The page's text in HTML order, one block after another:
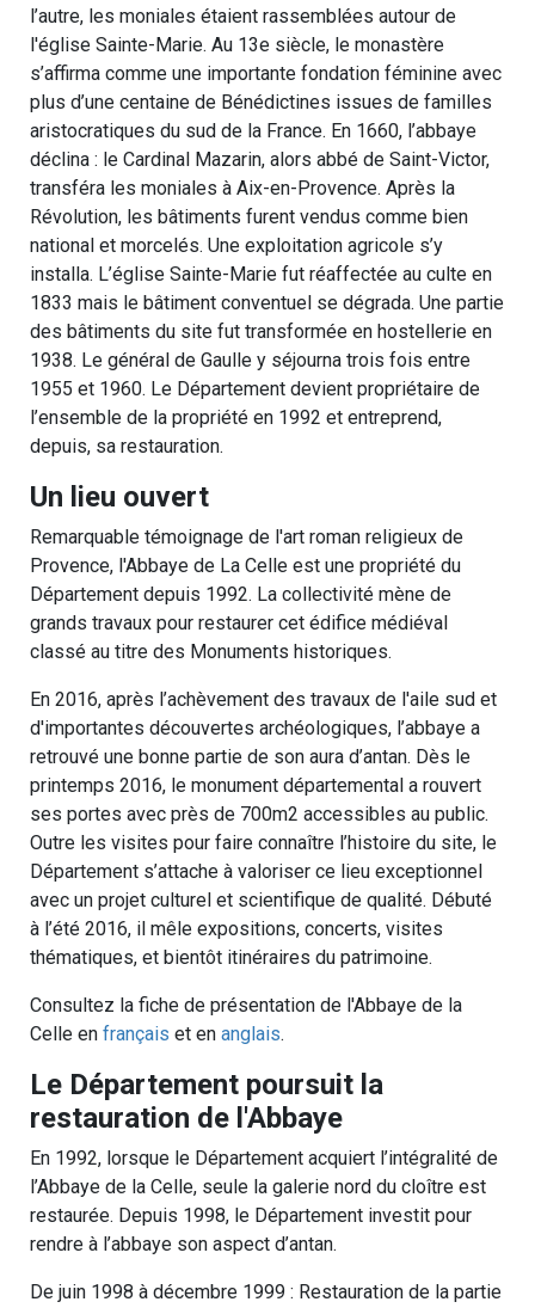
l’autre, les moniales étaient rassemblées autour de
l'église Sainte-Marie. Au 13e siècle, le monastère
s’affirma comme une importante fondation féminine avec
plus d’une centaine de Bénédictines issues de familles
aristocratiques du sud de la France. En 1660, l’abbaye
déclina : le Cardinal Mazarin, alors abbé de Saint-Victor,
transféra les moniales à Aix-en-Provence. Après la
Révolution, les bâtiments furent vendus comme bien
national et morcelés. Une exploitation agricole s’y
installa. L’église Sainte-Marie fut réaffectée au culte en
1833 mais le bâtiment conventuel se dégrada. Une partie
des bâtiments du site fut transformée en hostellerie en
1938. Le général de Gaulle y séjourna trois fois entre
1955 et 1960. Le Département devient propriétaire de
l’ensemble de la propriété en 1992 et entreprend,
depuis, sa restauration.
Un lieu ouvert
Remarquable témoignage de l'art roman religieux de
Provence, l'Abbaye de La Celle est une propriété du
Département depuis 1992. La collectivité mène de
grands travaux pour restaurer cet édifice médiéval
classé au titre des Monuments historiques.
En 2016, après l’achèvement des travaux de l'aile sud et
d'importantes découvertes archéologiques, l’abbaye a
retrouvé une bonne partie de son aura d’antan. Dès le
printemps 2016, le monument départemental a rouvert
ses portes avec près de 700m2 accessibles au public.
Outre les visites pour faire connaître l’histoire du site, le
Département s’attache à valoriser ce lieu exceptionnel
avec un projet culturel et scientifique de qualité. Débuté
à l’été 2016, il mêle expositions, concerts, visites
thématiques, et bientôt itinéraires du patrimoine.
Consultez la fiche de présentation de l'Abbaye de la
Celle en français et en anglais.
Le Département poursuit la
restauration de l'Abbaye
En 1992, lorsque le Département acquiert l’intégralité de
l’Abbaye de la Celle, seule la galerie nord du cloître est
restaurée. Depuis 1998, le Département investit pour
rendre à l’abbaye son aspect d’antan.
De juin 1998 à décembre 1999 : Restauration de la partie